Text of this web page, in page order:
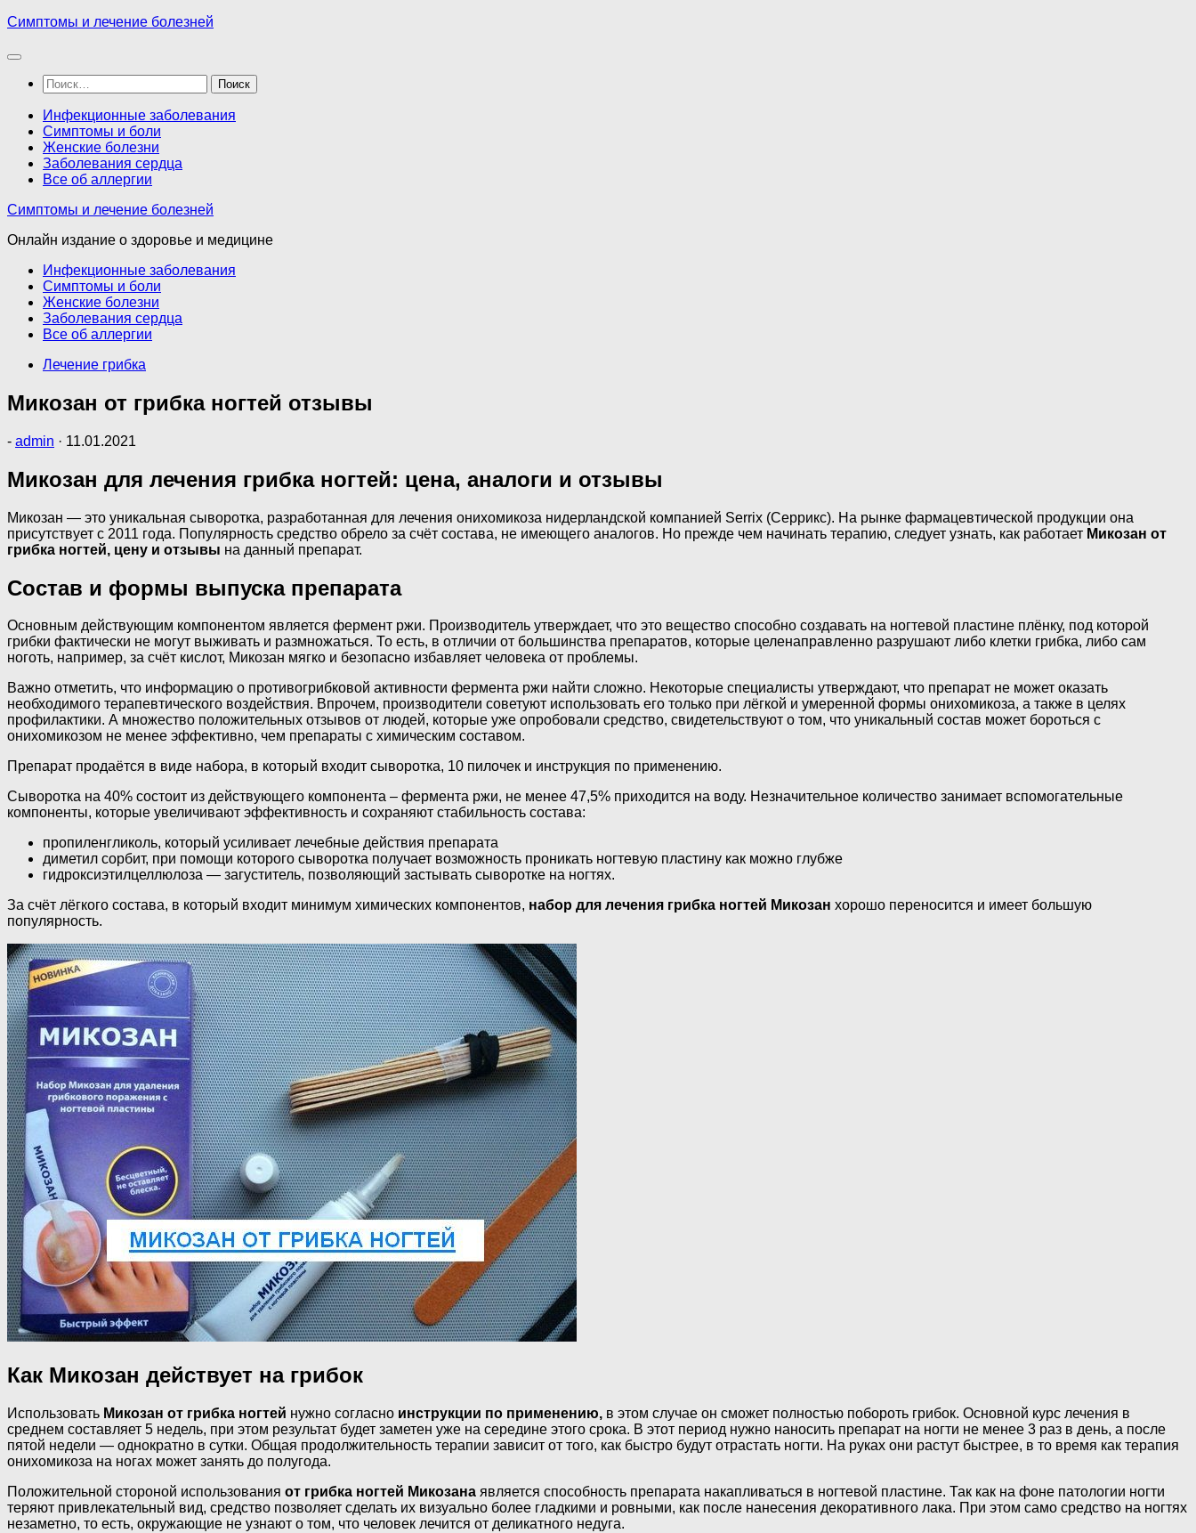
Перейти
содержимому
Симптомы и лечение болезней
Найти:
Инфекционные заболевания
Симптомы и боли
Женские болезни
Заболевания сердца
Все об аллергии
Симптомы и лечение болезней
Онлайн издание о здоровье и медицине
Инфекционные заболевания
Симптомы и боли
Женские болезни
Заболевания сердца
Все об аллергии
Лечение грибка
Микозан от грибка ногтей отзывы
- admin · 11.01.2021
Микозан для лечения грибка ногтей: цена, аналоги и отзывы
Микозан — это уникальная сыворотка, разработанная для лечения онихомикоза нидерландской компанией Serrix (Серрикс). На рынке фармацевтической продукции она
присутствует с 2011 года. Популярность средство обрело за счёт состава, не имеющего аналогов. Но прежде чем начинать терапию, следует узнать, как работает Микозан от
грибка ногтей, цену и отзывы на данный препарат.
Состав и формы выпуска препарата
Основным действующим компонентом является фермент ржи. Производитель утверждает, что это вещество способно создавать на ногтевой пластине плёнку, под которой
грибки фактически не могут выживать и размножаться. То есть, в отличии от большинства препаратов, которые целенаправленно разрушают либо клетки грибка, либо сам
ноготь, например, за счёт кислот, Микозан мягко и безопасно избавляет человека от проблемы.
Важно отметить, что информацию о противогрибковой активности фермента ржи найти сложно. Некоторые специалисты утверждают, что препарат не может оказать
необходимого терапевтического воздействия. Впрочем, производители советуют использовать его только при лёгкой и умеренной формы онихомикоза, а также в целях
профилактики. А множество положительных отзывов от людей, которые уже опробовали средство, свидетельствуют о том, что уникальный состав может бороться с
онихомикозом не менее эффективно, чем препараты с химическим составом.
Препарат продаётся в виде набора, в который входит сыворотка, 10 пилочек и инструкция по применению.
Сыворотка на 40% состоит из действующего компонента – фермента ржи, не менее 47,5% приходится на воду. Незначительное количество занимает вспомогательные
компоненты, которые увеличивают эффективность и сохраняют стабильность состава:
пропиленгликоль, который усиливает лечебные действия препарата
диметил сорбит, при помощи которого сыворотка получает возможность проникать ногтевую пластину как можно глубже
гидроксиэтилцеллюлоза — загуститель, позволяющий застывать сыворотке на ногтях.
За счёт лёгкого состава, в который входит минимум химических компонентов, набор для лечения грибка ногтей Микозан хорошо переносится и имеет большую
популярность.
Как Микозан действует на грибок
Использовать Микозан от грибка ногтей нужно согласно инструкции по применению, в этом случае он сможет полностью побороть грибок. Основной курс лечения в
среднем составляет 5 недель, при этом результат будет заметен уже на середине этого срока. В этот период нужно наносить препарат на ногти не менее 3 раз в день, а после
пятой недели — однократно в сутки. Общая продолжительность терапии зависит от того, как быстро будут отрастать ногти. На руках они растут быстрее, в то время как терапия
онихомикоза на ногах может занять до полугода.
Положительной стороной использования от грибка ногтей Микозана является способность препарата накапливаться в ногтевой пластине. Так как на фоне патологии ногти
теряют привлекательный вид, средство позволяет сделать их визуально более гладкими и ровными, как после нанесения декоративного лака. При этом само средство на ногтях
незаметно, то есть, окружающие не узнают о том, что человек лечится от деликатного недуга.